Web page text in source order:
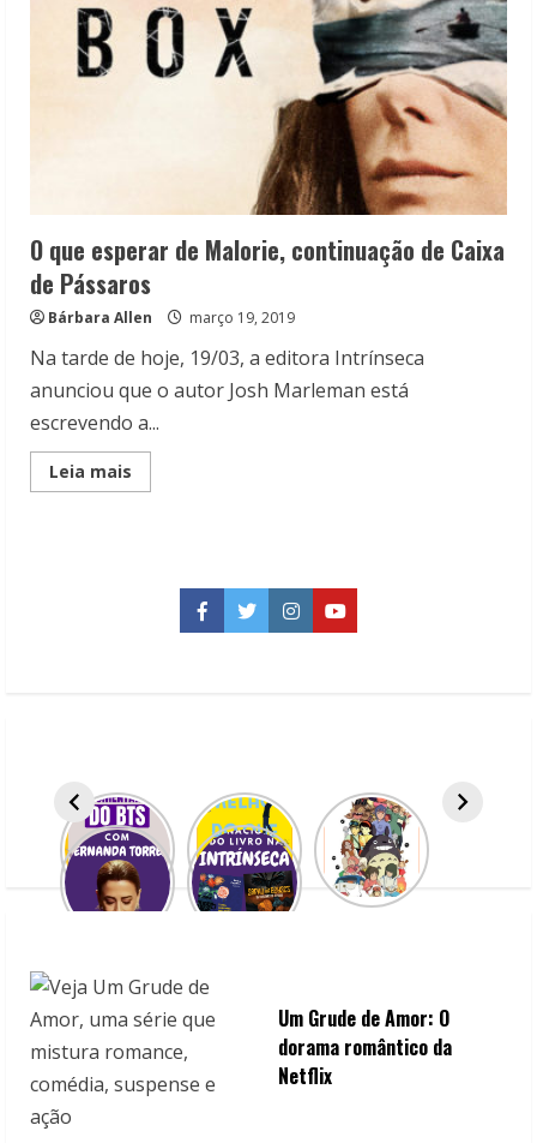
O que esperar de Malorie, continuação de Caixa
de Pássaros
Bárbara Allen março 19, 2019
Na tarde de hoje, 19/03, a editora Intrínseca
anunciou que o autor Josh Marleman está
escrevendo a...
Leia mais
more
Malorie,
continuação
Facebook
TwitterInstagramYouTube
Um Grude de Amor: O
dorama romântico da
Netflix